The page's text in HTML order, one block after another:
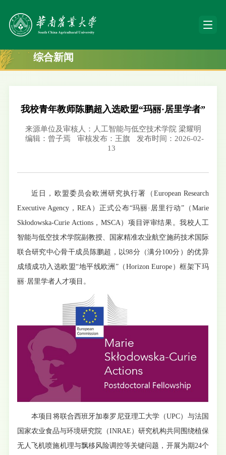
综合新闻
我校青年教师陈鹏超入选欧盟“玛丽·居里学者”
来源单位及审核人：人工智能与低空技术学院 梁耀明
编辑：曾子焉
审核发布：王旗
发布时间：2026-02-
13
近日，欧盟委员会欧洲研究执行署（European Research
Executive Agency，REA）正式公布“玛丽·居里行动”（Marie
Skłodowska-Curie Actions，MSCA）项目评审结果。我校人工
智能与低空技术学院副教授、国家精准农业航空施药技术国际
联合研究中心骨干成员陈鹏超，以98分（满分100分）的优异
成绩成功入选欧盟“地平线欧洲”（Horizon Europe）框架下玛
丽·居里学者人才项目。
本项目将联合西班牙加泰罗尼亚理工大学（UPC）与法国
国家农业食品与环境研究院（INRAE）研究机构共同围绕植保
无人飞机喷施机理与飘移风险调控等关键问题，开展为期24个